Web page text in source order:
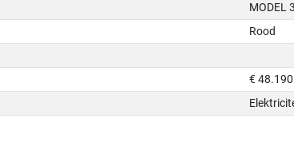
MODEL 3
Rood
€ 48.190